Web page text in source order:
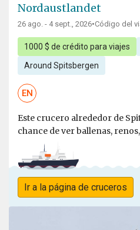
Nordaustlandet
26 ago. - 4 sept., 2026•Código del
1000 $ de crédito para viajes
Around Spitsbergen
EN
Este crucero alrededor de
chance de ver ballenas,
Ir a la página de cruceros